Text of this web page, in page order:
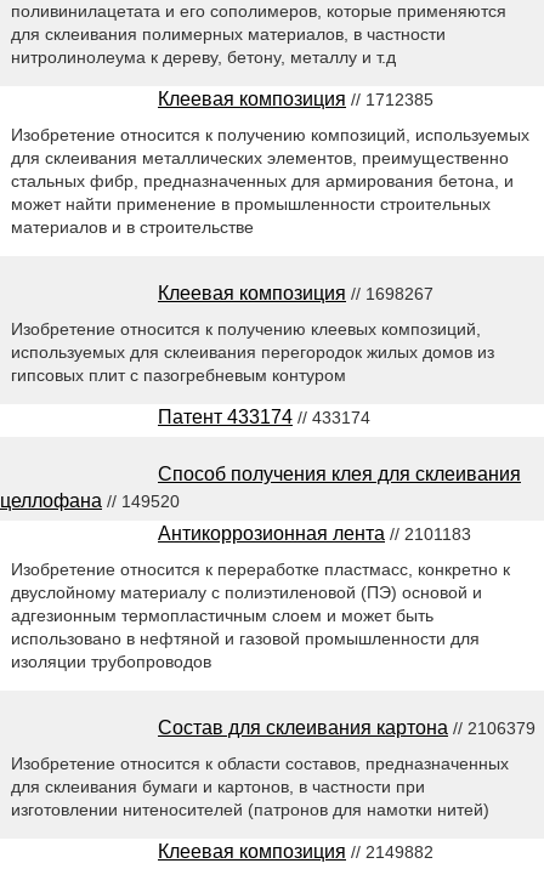
поливинилацетата и его сополимеров, которые применяются
для склеивания полимерных материалов, в частности
нитролинолеума к дереву, бетону, металлу и т.д
Клеевая композиция // 1712385
Изобретение относится к получению композиций, используемых
для склеивания металлических элементов, преимущественно
стальных фибр, предназначенных для армирования бетона, и
может найти применение в промышленности строительных
материалов и в строительстве
Клеевая композиция // 1698267
Изобретение относится к получению клеевых композиций,
используемых для склеивания перегородок жилых домов из
гипсовых плит с пазогребневым контуром
Патент 433174 // 433174
Способ получения клея для склеивания
целлофана // 149520
Антикоррозионная лента // 2101183
Изобретение относится к переработке пластмасс, конкретно к
двуслойному материалу с полиэтиленовой (ПЭ) основой и
адгезионным термопластичным слоем и может быть
использовано в нефтяной и газовой промышленности для
изоляции трубопроводов
Состав для склеивания картона // 2106379
Изобретение относится к области составов, предназначенных
для склеивания бумаги и картонов, в частности при
изготовлении нитеносителей (патронов для намотки нитей)
Клеевая композиция // 2149882